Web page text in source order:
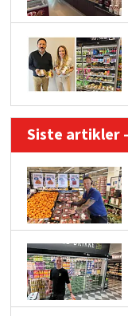
Siste artikler